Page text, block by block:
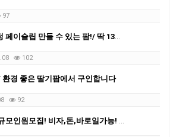
97
슬립 만들 수 있는 팜!/ 딱 13주만 하세요
102
환경 좋은 딸기팜에서 구인합니다
92
원모집! 비자,돈,바로일가능! 함께하실분!